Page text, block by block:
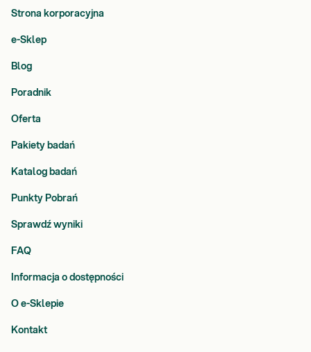
Strona korporacyjna
e-Sklep
Blog
Poradnik
Oferta
Pakiety badań
Katalog badań
Punkty Pobrań
Sprawdź wyniki
FAQ
Informacja o dostępności
O e-Sklepie
Kontakt